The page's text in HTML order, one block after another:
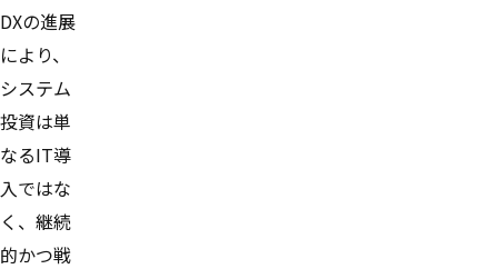
DXの進展
により、
システム
投資は単
なるIT導
入ではな
く、継続
的かつ戦